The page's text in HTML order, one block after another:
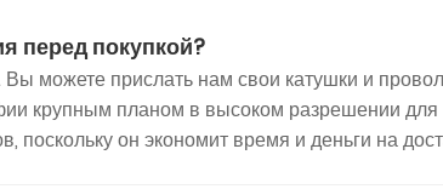
перед покупкой?
можете прислать нам свои катушки и
крупным планом в высоком разрешении
он экономит время и деньги на